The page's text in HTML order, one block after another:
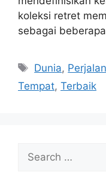
koleksi retret
sebagai beberapa
Tags
Dunia,
Tempat, Terbaik
Search
for: